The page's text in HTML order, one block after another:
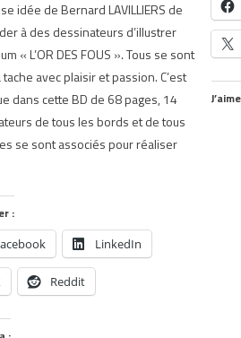
idée de Bernard LAVILLIERS de
à des dessinateurs d’illustrer
« L’OR DES FOUS ». Tous se sont
tache avec plaisir et passion. C’est
dans cette BD de 68 pages, 14
de tous les bords et de tous
se sont associés pour réaliser
:
LinkedIn
Reddit